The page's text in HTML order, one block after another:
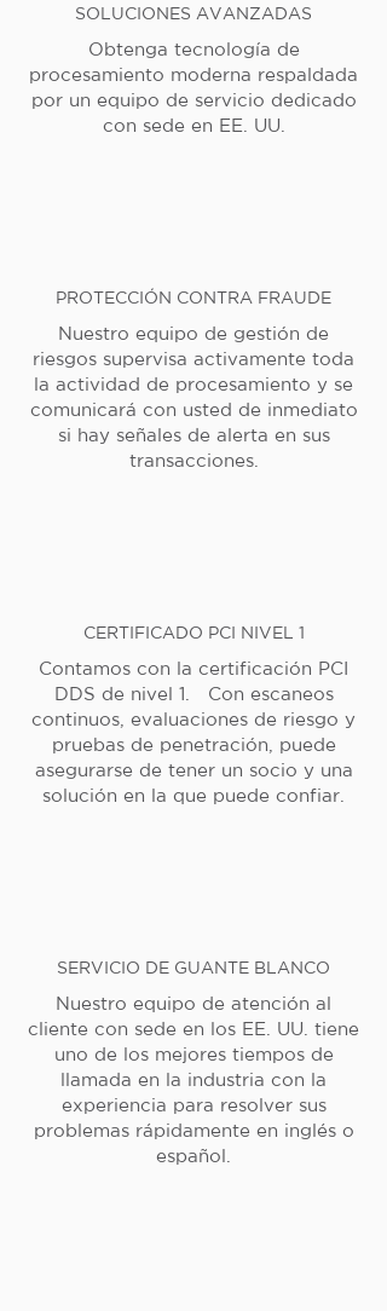
SOLUCIONES AVANZADAS
Obtenga tecnología de
procesamiento moderna respaldada
por un equipo de servicio dedicado
con sede en EE. UU.
PROTECCIÓN CONTRA FRAUDE
Nuestro equipo de gestión de
riesgos supervisa activamente toda
la actividad de procesamiento y se
comunicará con usted de inmediato
si hay señales de alerta en sus
transacciones.
CERTIFICADO PCI NIVEL 1
Contamos con la certificación PCI
DDS de nivel 1. Con escaneos
continuos, evaluaciones de riesgo y
pruebas de penetración, puede
asegurarse de tener un socio y una
solución en la que puede confiar.
SERVICIO DE GUANTE BLANCO
Nuestro equipo de atención al
cliente con sede en los EE. UU. tiene
uno de los mejores tiempos de
llamada en la industria con la
experiencia para resolver sus
problemas rápidamente en inglés o
español.